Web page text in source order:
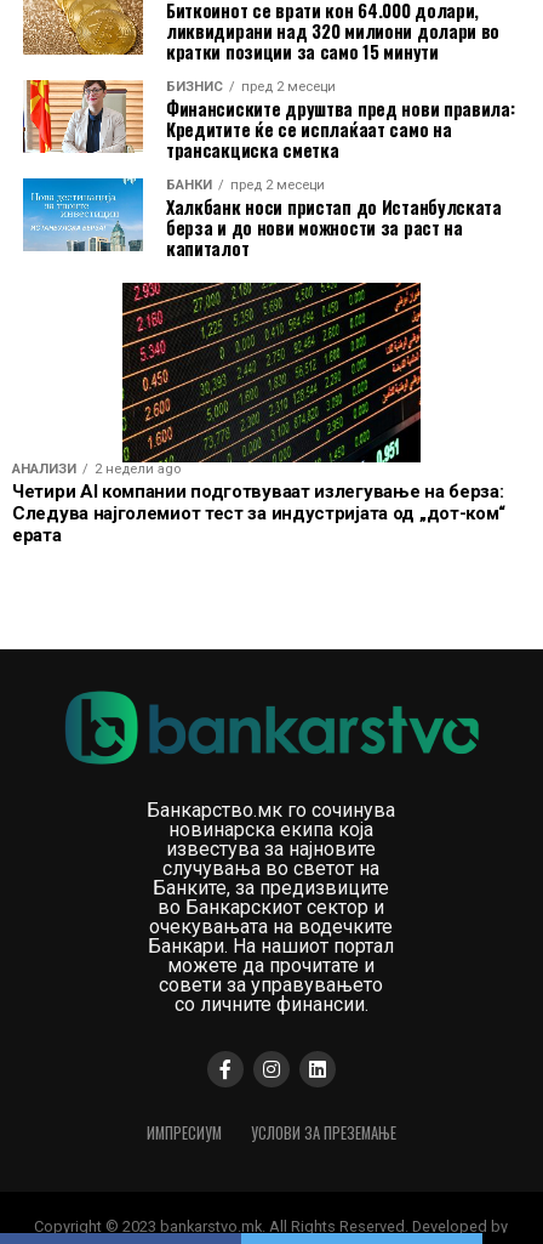
десет месеци.
Извор:CNBC
Биткоинот се врати кон 64.000 долари,
ликвидирани над 320 милиони долари во
кратки позиции за само 15 минути
БИЗНИС пред 2 месеци
Финансиските друштва пред нови правила:
Кредитите ќе се исплаќаат само на
трансакциска сметка
БАНКИ пред 2 месеци
Халкбанк носи пристап до Истанбулската
берза и до нови можности за раст на
капиталот
АНАЛИЗИ 2 недели ago
Четири AI компании подготвуваат излегување на берза:
Следува најголемиот тест за индустријата од „дот-ком“
ерата
Банкарство.мк го сочинува
новинарска екипа која
известува за најновите
случувања во светот на
Банките, за предизвиците
во Банкарскиот сектор и
очекувањата на водечките
Банкари. На нашиот портал
можете да прочитате и
совети за управувањето
со личните финансии.
ИМПРЕСИУМ УСЛОВИ ЗА ПРЕЗЕМАЊЕ
Copyright © 2023 bankarstvo.mk. All Rights Reserved. Developed by